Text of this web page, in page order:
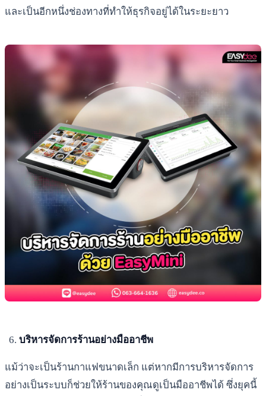
และเป็นอีกหนึ่งช่องทางที่ทำให้ธุรกิจอยู่ได้ในระยะยาว
บริหารจัดการร้านอย่างมืออาชีพ
แม้ว่าจะเป็นร้านกาแฟขนาดเล็ก แต่หากมีการบริหารจัดการ
อย่างเป็นระบบก็ช่วยให้ร้านของคุณดูเป็นมืออาชีพได้ ซึ่งยุคนี้